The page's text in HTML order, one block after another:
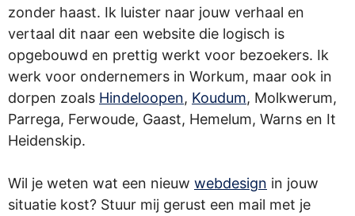
zonder haast. Ik luister naar jouw verhaal en
vertaal dit naar een website die logisch is
opgebouwd en prettig werkt voor bezoekers. Ik
werk voor ondernemers in Workum, maar ook in
dorpen zoals Hindeloopen, Koudum, Molkwerum,
Parrega, Ferwoude, Gaast, Hemelum, Warns en It
Heidenskip.
Wil je weten wat een nieuw webdesign in jouw
situatie kost? Stuur mij gerust een mail met je